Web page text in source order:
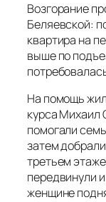
Возгорание
Беляевской:
квартира на
выше по
На помощь
курса Михаил
помогали
затем
третьем
передвинули
женщине